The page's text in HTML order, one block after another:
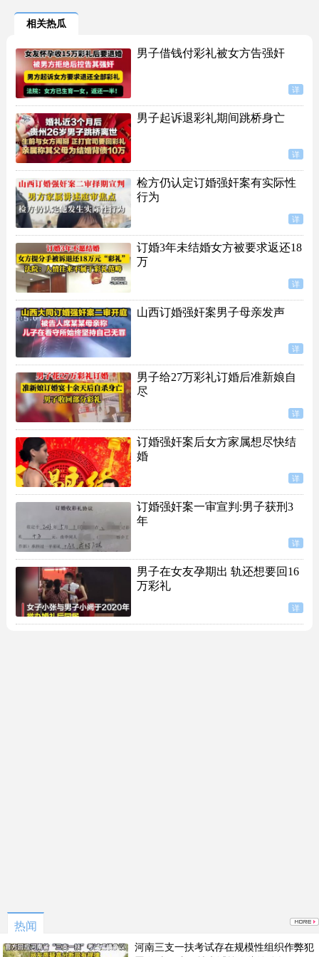
相关热瓜
男子借钱付彩礼被女方告强奸
详
男子起诉退彩礼期间跳桥身亡
详
检方仍认定订婚强奸案有实际性
行为
详
订婚3年未结婚女方被要求返还18
万
详
山西订婚强奸案男子母亲发声
详
男子给27万彩礼订婚后准新娘自
尽
详
订婚强奸案后女方家属想尽快结
婚
详
订婚强奸案一审宣判:男子获刑3
年
详
男子在女友孕期出 轨还想要回16
万彩礼
详
热闻
河南三支一扶考试存在规模性组织作弊犯